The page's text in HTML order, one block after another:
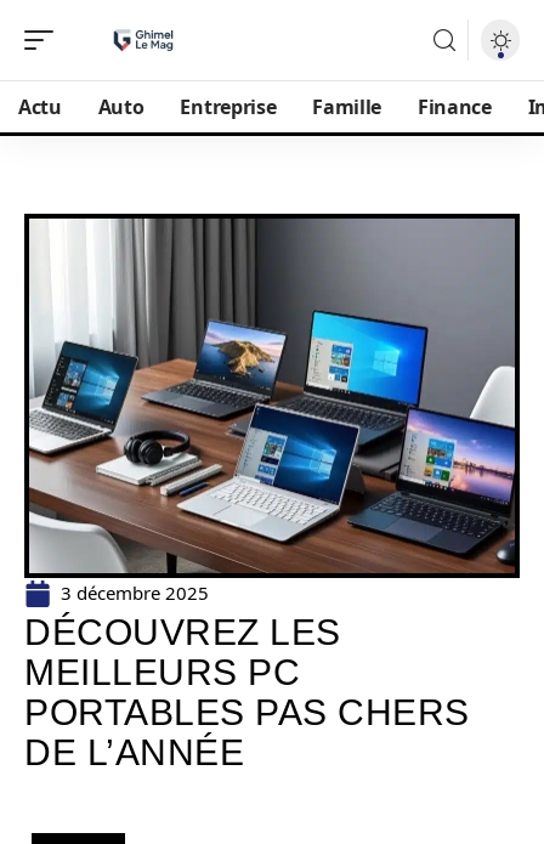
Actu Auto Entreprise Famille Finance
3 décembre 2025
DÉCOUVREZ LES
MEILLEURS PC
PORTABLES PAS CHERS
DE L’ANNÉE